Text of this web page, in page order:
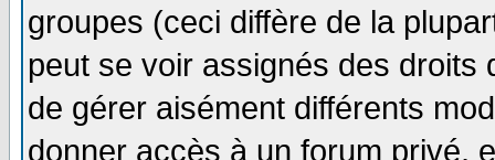
groupes (ceci diffère de la
peut se voir assignés des
de gérer aisément différents
donner accès à un forum privé,